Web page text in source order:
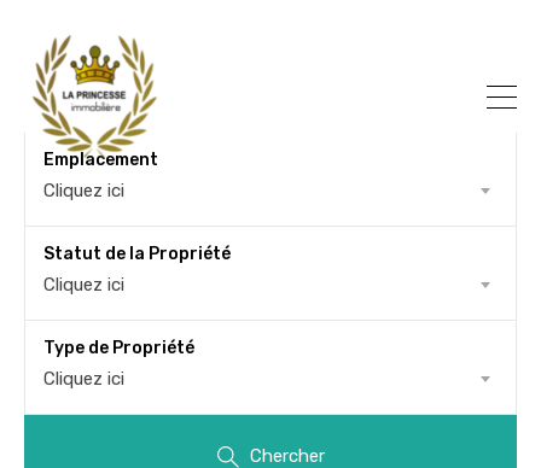
Emplacement
Cliquez ici
Statut de la Propriété
Cliquez ici
Type de Propriété
Cliquez ici
Chercher